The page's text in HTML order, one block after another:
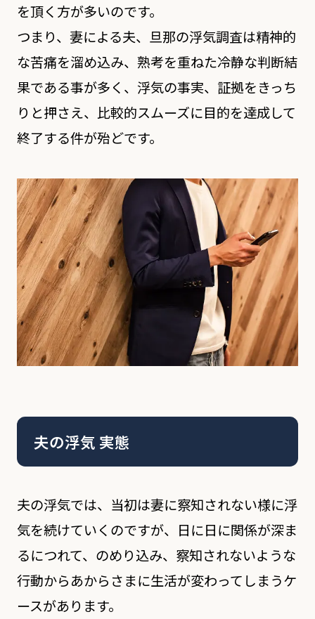
を頂く方が多いのです。
つまり、妻による夫、旦那の浮気調査は精神的
な苦痛を溜め込み、熟考を重ねた冷静な判断結
果である事が多く、浮気の事実、証拠をきっち
りと押さえ、比較的スムーズに目的を達成して
終了する件が殆どです。
夫の浮気 実態
夫の浮気では、当初は妻に察知されない様に浮
気を続けていくのですが、日に日に関係が深ま
るにつれて、のめり込み、察知されないような
行動からあからさまに生活が変わってしまうケ
ースがあります。